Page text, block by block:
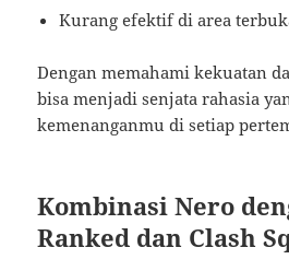
Kurang efektif di area
Dengan memahami kekuatan
bisa menjadi senjata rahasia
kemenanganmu di setiap
Kombinasi Nero
Ranked dan Clash